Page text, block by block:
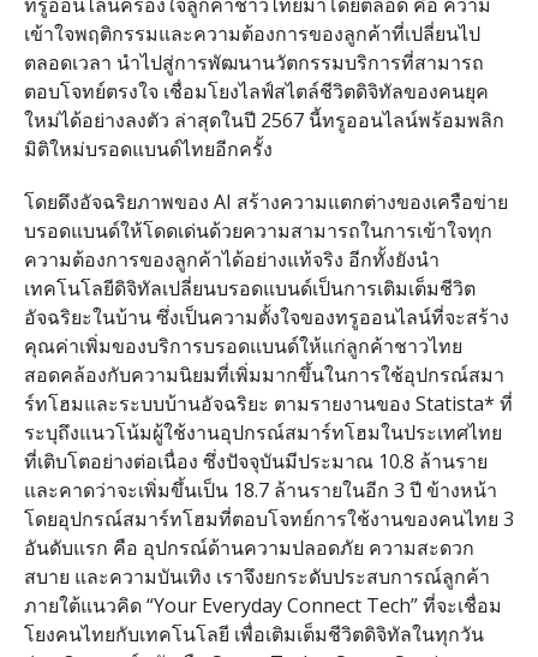
เข้าใจพฤติกรรมและความต้องการของลูกค้าที่เปลี่ยนไป
ตลอดเวลา นำไปสู่การพัฒนานวัตกรรมบริการที่สามารถ
ตอบโจทย์ตรงใจ เชื่อมโยงไลฟ์สไตล์ชีวิตดิจิทัลของคนยุค
ใหม่ได้อย่างลงตัว ล่าสุดในปี2567 นี้ทรูออนไลน์พร้อมพลิก
มิติใหม่บรอดแบนด์ไทยอีกครั้ง
โดยดึงอัจฉริยภาพของ AI สร้างความแตกต่างของเครือข่าย
บรอดแบนด์ให้โดดเด่นด้วยความสามารถในการเข้าใจทุก
ความต้องการของลูกค้าได้อย่างแท้จริง อีกทั้งยังนำ
เทคโนโลยีดิจิทัลเปลี่ยนบรอดแบนด์เป็นการเติมเต็มชีวิต
อัจฉริยะในบ้าน ซึ่งเป็นความตั้งใจของทรูออนไลน์ที่จะสร้าง
คุณค่าเพิ่มของบริการบรอดแบนด์ให้แก่ลูกค้าชาวไทย
สอดคล้องกับความนิยมที่เพิ่มมากขึ้นในการใช้อุปกรณ์สมา
ร์ทโฮมและระบบบ้านอัจฉริยะ ตามรายงานของ Statista* ที่
ระบุถึงแนวโน้มผู้ใช้งานอุปกรณ์สมาร์ทโฮมในประเทศไทย
ที่เติบโตอย่างต่อเนื่อง ซึ่งปัจจุบันมีประมาณ10.8 ล้านราย
และคาดว่าจะเพิ่มขึ้นเป็น18.7 ล้านรายในอีก 3 ปี ข้างหน้า
โดยอุปกรณ์สมาร์ทโฮมที่ตอบโจทย์การใช้งานของคนไทย 3
อันดับแรก คือ อุปกรณ์ด้านความปลอดภัย ความสะดวก
สบาย และความบันเทิง เราจึงยกระดับประสบการณ์ลูกค้า
ภายใต้แนวคิด“Your Everyday Connect Tech”ที่จะเชื่อม
โยงคนไทยกับเทคโนโลยี เพื่อเติมเต็มชีวิตดิจิทัลในทุกวัน